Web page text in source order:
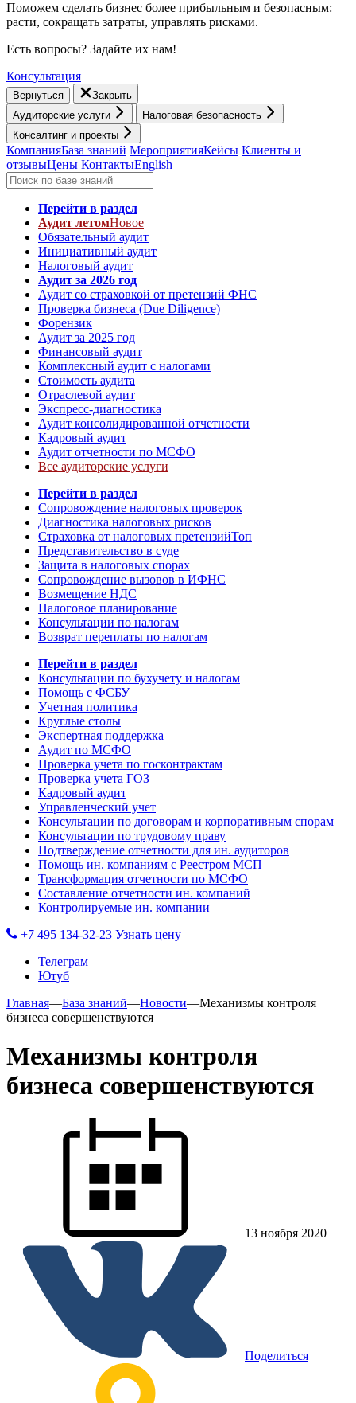
Поможем сделать бизнес более прибыльным и безопасным:
расти, cокращать затраты, управлять рисками.
Есть вопросы? Задайте их нам!
Консультация
Вернуться
Закрыть
Аудиторские услуги
Налоговая безопасность
Консалтинг и проекты
КомпанияБаза знаний МероприятияКейсы Клиенты и
отзывыЦены КонтактыEnglish
Перейти в раздел
Аудит летомНовое
Обязательный аудит
Инициативный аудит
Налоговый аудит
Аудит за 2026 год
Аудит со страховкой от претензий ФНС
Проверка бизнеса (Due Diligence)
Форензик
Аудит за 2025 год
Финансовый аудит
Комплексный аудит с налогами
Стоимость аудита
Отраслевой аудит
Экспресс-диагностика
Аудит консолидированной отчетности
Кадровый аудит
Аудит отчетности по МСФО
Все аудиторские услуги
Перейти в раздел
Сопровождение налоговых проверок
Диагностика налоговых рисков
Страховка от налоговых претензийТоп
Представительство в суде
Защита в налоговых спорах
Сопровождение вызовов в ИФНС
Возмещение НДС
Налоговое планирование
Консультации по налогам
Возврат переплаты по налогам
Перейти в раздел
Консультации по бухучету и налогам
Помощь с ФСБУ
Учетная политика
Круглые столы
Экспертная поддержка
Аудит по МСФО
Проверка учета по госконтрактам
Проверка учета ГОЗ
Кадровый аудит
Управленческий учет
Консультации по договорам и корпоративным спорам
Консультации по трудовому праву
Подтверждение отчетности для ин. аудиторов
Помощь ин. компаниям с Реестром МСП
Трансформация отчетности по МСФО
Составление отчетности ин. компаний
Контролируемые ин. компании
+7 495 134-32-23 Узнать цену
Телеграм
Ютуб
Главная—База знаний—Новости—Механизмы контроля
бизнеса совершенствуются
Механизмы контроля
бизнеса совершенствуются
13 ноября 2020
Поделиться